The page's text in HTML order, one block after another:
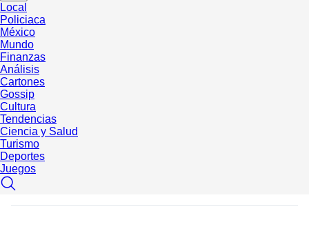
Local
Policiaca
México
Mundo
Finanzas
Análisis
Cartones
Gossip
Cultura
Tendencias
Ciencia y Salud
Turismo
Deportes
Juegos